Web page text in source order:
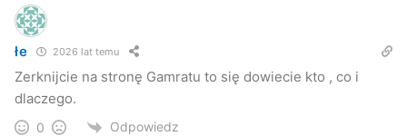
łe 2026 lat temu
Zerknijcie na stronę Gamratu to się dowiecie kto , co i
dlaczego.
0 Odpowiedz